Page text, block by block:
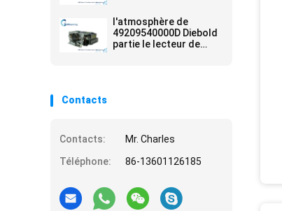
l'atmosphère de
49209540000D Diebold
partie le lecteur de
Contacts
Contacts:
Mr. Charles
Téléphone:
86-13601126185